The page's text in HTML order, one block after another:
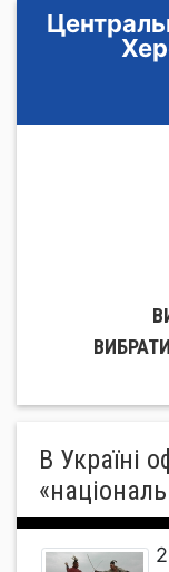
В Україні